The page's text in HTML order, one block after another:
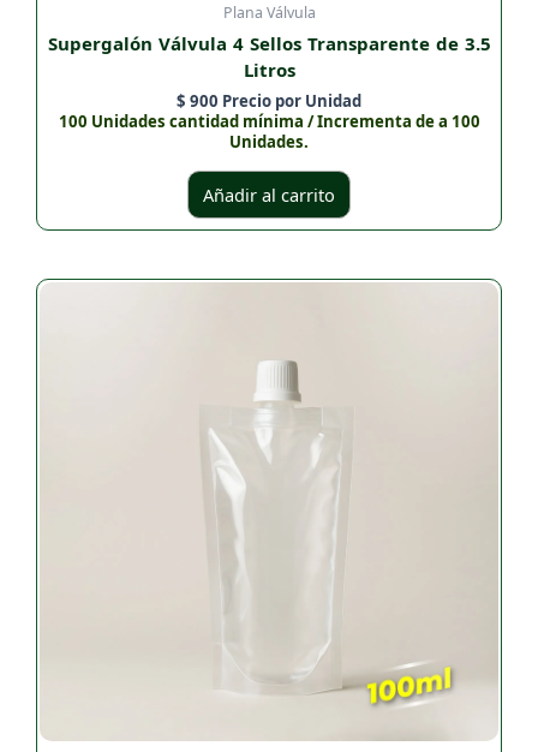
Plana Válvula
Supergalón Válvula 4 Sellos Transparente de 3.5
Litros
$ 900 Precio por Unidad
100 Unidades cantidad mínima / Incrementa de a 100
Unidades.
Añadir al carrito